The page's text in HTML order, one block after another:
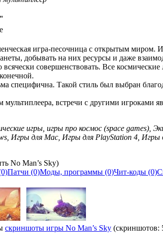
игра-песочница с открытым миром.
добывать на них ресурсы и даже
совершенствовать. Все
специфична. Такой стиль был выбран
мультиплеера, встречи с другими игроками
игры, игры про космос (space games),
Игры для Mac, Игры для PlayStation 4, Игры
No Man’s Sky)
Патчи (0)Моды, программы (0)Чит-коды (0)
скриншоты игры No Man’s Sky (скриншотов: